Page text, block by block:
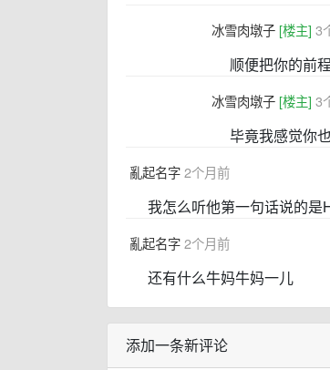
冰雪肉墩子 [楼主] 3
顺便把你的前
冰雪肉墩子 [楼主] 3
毕竟我感觉你
亂起名字2个月前
我怎么听他第一句话说的是
亂起名字2个月前
还有什么牛妈牛妈一儿
添加一条新评论